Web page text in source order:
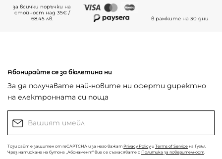
за всички поръчки на
стойност над 35€ /
68.45 лв.
в рамките на 30 дни
Абонирайте се за бюлетина ни
За да получавате най-новите ни оферти директно
на електронната си поща
Този сайт е защитен от reCAPTCHA и за него важат Privacy Policy и Terms of Service на Гугъл.
Чрез натискане на бутона „Абонамент“ вие се съгласявате с Политика за поверителност